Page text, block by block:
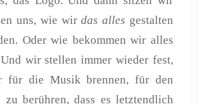
uns, wie wirdas alles gestalten
Oder wie bekommen wir alles
wir stellen immer wieder fest,
für die Musik brennen, für den
zu berühren, dass es letztendlich